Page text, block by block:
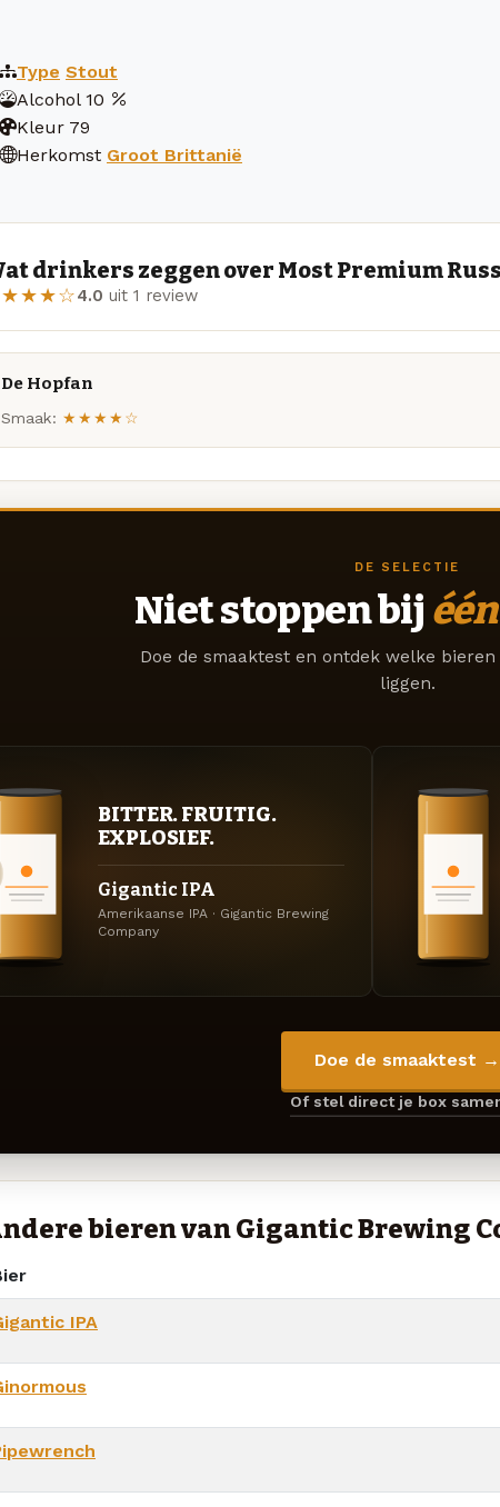
Type Stout
Alcohol 10
Kleur 79
Herkomst Groot Brittanië
drinkers zeggen over Most Premium
4.0 uit 1 review
De Hopfan
Smaak: ★★★★☆
DE SELECTIE
Niet stoppen bij één
Doe de smaaktest en ontdek welke
liggen.
BITTER. FRUITIG.
EXPLOSIEF.
Gigantic IPA
Amerikaanse IPA · Gigantic Brewing
Company
Doe de smaaktest →
Of stel direct je box
bieren van Gigantic Brewing
IPA